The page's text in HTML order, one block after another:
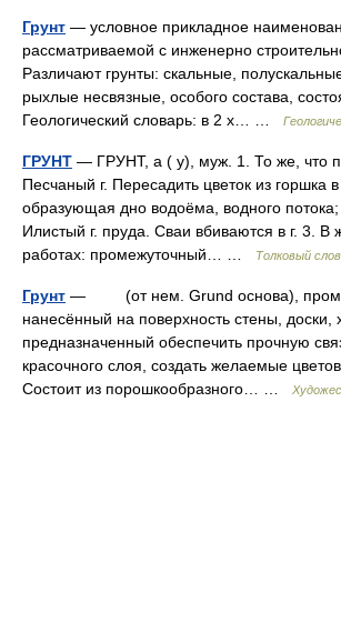
Грунт — условное прикладное
рассматриваемой с инженерно
Различают грунты: скальные,
рыхлые несвязные, особого состава,
Геологический словарь: в 2 х… …
ГРУНТ — ГРУНТ, а ( у), муж. 1. То же, что
Песчаный г. Пересадить цветок из горшка в
образующая дно водоёма, водного потока;
Илистый г. пруда. Сваи вбиваются в г. 3.
работах: промежуточный… …
Толковый
Грунт — (от нем. Grund основа),
нанесённый на поверхность стены, доски,
предназначенный обеспечить прочную
красочного слоя, создать желаемые
Состоит из порошкообразного… …